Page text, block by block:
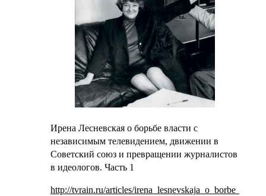
Ирена Лесневская о борьбе власти с
независимым телевидением, движении в
Советский союз и превращении журналистов
в идеологов. Часть 1
http://tvrain.ru/articles/